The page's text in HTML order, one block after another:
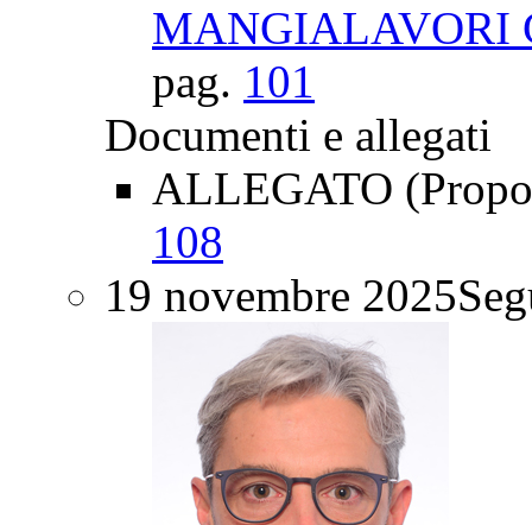
MANGIALAVORI
pag. 101
Documenti e allegati
ALLEGATO
108
19 novembre 2025